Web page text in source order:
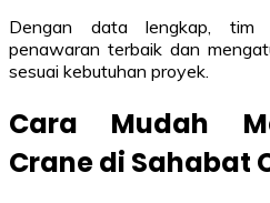
Dengan data lengkap, tim
penawaran terbaik dan
sesuai kebutuhan proyek.
Cara Mudah
Crane di Sahabat